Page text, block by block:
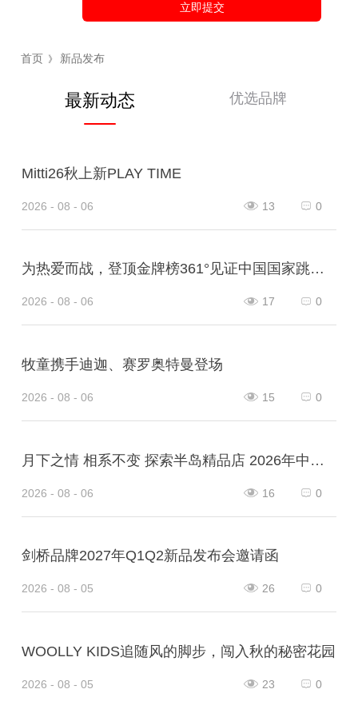
立即提交
首页 》 新品发布
最新动态 优选品牌
Mitti26秋上新PLAY TIME
2026 - 08 - 06 0
13
为热爱而战，登顶金牌榜361°见证中国国家跳绳队王者凯旋！
2026 - 08 - 06 0
17
牧童携手迪迦、赛罗奥特曼登场
2026 - 08 - 06 0
15
月下之情 相系不变 探索半岛精品店 2026年中秋系列
2026 - 08 - 06 0
16
剑桥品牌2027年Q1Q2新品发布会邀请函
2026 - 08 - 05 0
26
WOOLLY KIDS追随风的脚步，闯入秋的秘密花园
2026 - 08 - 05 0
23